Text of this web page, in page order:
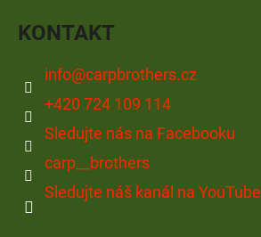
KONTAKT
info@carpbrothers.cz
+420 724 109 114
Sledujte nás na Facebooku
carp__brothers
Sledujte náš kanál na YouTube